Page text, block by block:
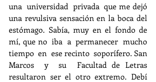
una  universidad  privada  que me dejó
una revulsiva sensación en la boca del
estómago. Sabía, muy en el fondo de
mí, que no  iba  a  permanecer  mucho
tiempo  en  ese recinto  soporífero. San
Marcos  y  su  Facultad de Letras
resultaron ser el otro extremo. Debí